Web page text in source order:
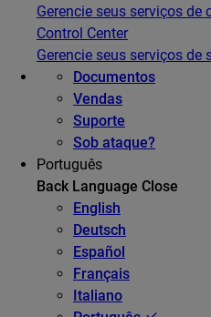
Gerencie seus serviços
Control Center
Gerencie seus serviços de
Documentos
Vendas
Suporte
Sob ataque?
Português
Back Language Close
English
Deutsch
Español
Français
Italiano